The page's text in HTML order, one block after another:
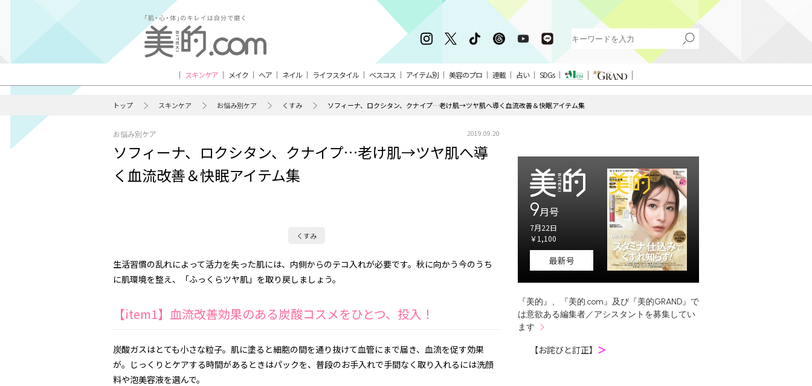
スキンケア メイク ヘア ネイル ライフスタイル ベスコス アイテム別 美容のプロ 連載 占い SDGs
トップ スキンケア お悩み別ケア くすみ ソフィーナ、ロクシタン、クナイプ…老け肌→ツヤ肌へ導く血流改善＆快眠アイテム集
お悩み別ケア 2019.09.20
ソフィーナ、ロクシタン、クナイプ…老け肌→ツヤ肌へ導
く血流改善＆快眠アイテム集
くすみ
生活習慣の乱れによって活力を失った肌には、内側からのテコ入れが必要です。秋に向かう今のうち
に肌環境を整え、「ふっくらツヤ肌」を取り戻しましょう。
【item1】血流改善効果のある炭酸コスメをひとつ、投入！
炭酸ガスはとても小さな粒子。肌に塗ると細胞の間を通り抜けて血管にまで届き、血流を促す効果
が。じっくりとケアする時間があるときはパックを、普段のお手入れで手間なく取り入れるには洗顔
料や泡美容液を選んで。
9月号
7月22日
￥1,100
最新号
『美的』、『美的.com』及び『美的GRAND』で
は意欲ある編集者／アシスタントを募集してい
ます
【お詫びと訂正】 ＞